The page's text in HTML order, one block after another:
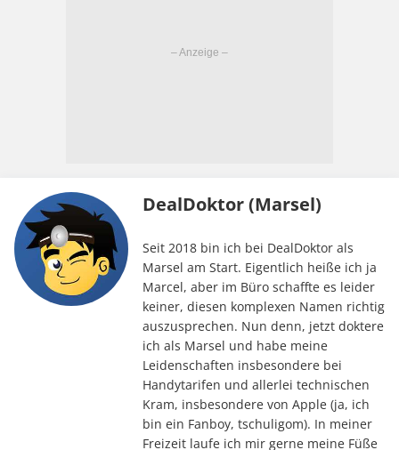
DealDoktor (Marsel)
Seit 2018 bin ich bei DealDoktor als
Marsel am Start. Eigentlich heiße ich ja
Marcel, aber im Büro schaffte es leider
keiner, diesen komplexen Namen richtig
auszusprechen. Nun denn, jetzt doktere
ich als Marsel und habe meine
Leidenschaften insbesondere bei
Handytarifen und allerlei technischen
Kram, insbesondere von Apple (ja, ich
bin ein Fanboy, tschuligom). In meiner
Freizeit laufe ich mir gerne meine Füße